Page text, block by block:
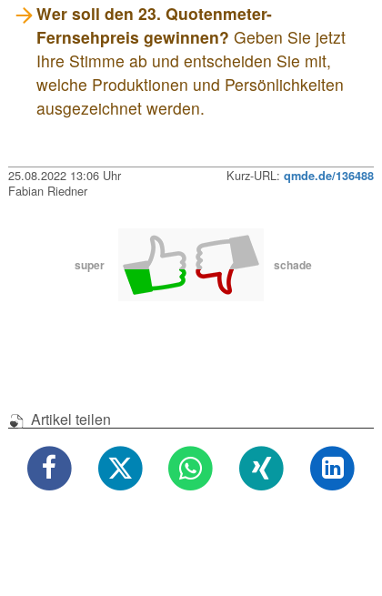
Wer soll den 23. Quotenmeter-
Fernsehpreis gewinnen? Geben Sie jetzt
Ihre Stimme ab und entscheiden Sie mit,
welche Produktionen und Persönlichkeiten
ausgezeichnet werden.
25.08.2022 13:06 Uhr Kurz-URL: qmde.de/136488
Fabian Riedner
super schade
Artikel teilen